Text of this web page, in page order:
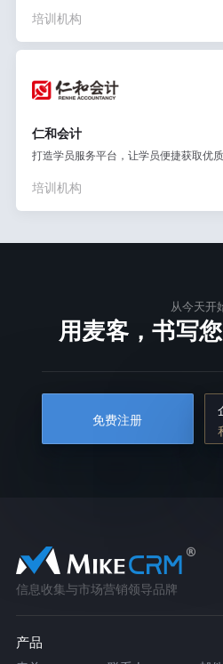
培训机构
仁和会计
打造学员服务平台，让学员便捷获取优
培训机构
从今天开
用麦客，书写
免费注册
信息收集与市场营销领导品牌
产品